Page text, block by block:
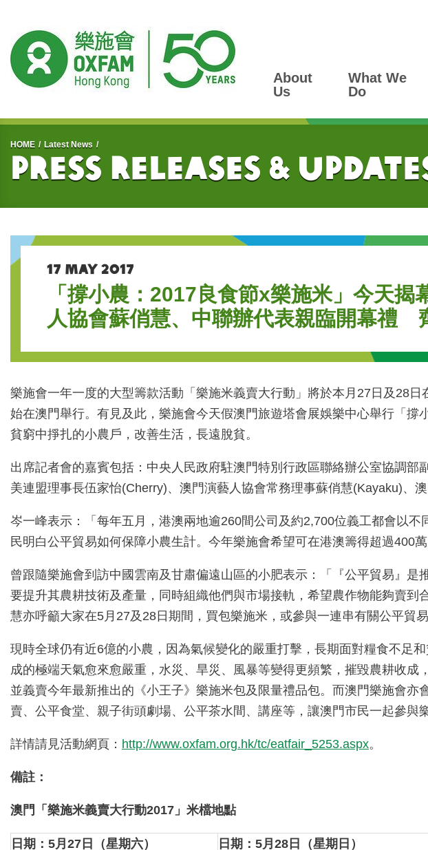
About
Us
What We
Do
Start main content
HOME Latest News
Press Releases &
17 MAY 2017
「撐小農：2017良食節x樂施米」今天
人協會蘇俏慧、中聯辦代表親臨開幕禮
樂施會一年一度的大型籌款活動「樂施米義賣大行動」將於本月27日及28
始在澳門舉行。有見及此，樂施會今天假澳門旅遊塔會展娛樂中心舉行「
貧窮中掙扎的小農戶，改善生活，長遠脫貧。
出席記者會的嘉賓包括：中央人民政府駐澳門特別行政區聯絡辦公室協調
美連盟理事長伍家怡(Cherry)、澳門演藝人協會常務理事蘇俏慧(Kayaku)、
岑一峰表示：「每年五月，港澳兩地逾260間公司及約2,700位義工都會以
民明白公平貿易如何保障小農生計。今年樂施會希望可在港澳籌得超過400
曾跟隨樂施會到訪中國雲南及甘肅偏遠山區的小肥表示：「『公平貿易』
要提升其農耕技術及產量，同時組織他們與市場接軌，希望農作物能夠賣
慧亦呼籲大家在5月27及28日期間，買包樂施米，或參與一連串有關公平貿
現時全球仍有近6億的小農，因為氣候變化的嚴重打擊，長期面對糧食不足
成的極端天氣愈來愈嚴重，水災、旱災、風暴等變得更頻繁，摧毀農耕收
並義賣今年最新推出的《小王子》樂施米包及限量禮品包。而澳門樂施會
賣、公平食堂、親子街頭劇場、公平茶水間、講座等，讓澳門市民一起參與
詳情請見活動網頁： http://www.oxfam.org.hk/tc/eatfair_5253.aspx。
備註：
澳門「樂施米義賣大行動2017 」米檔地點
日期： 5月 27 日（星期六）
日期： 5月 28 日（星期日）